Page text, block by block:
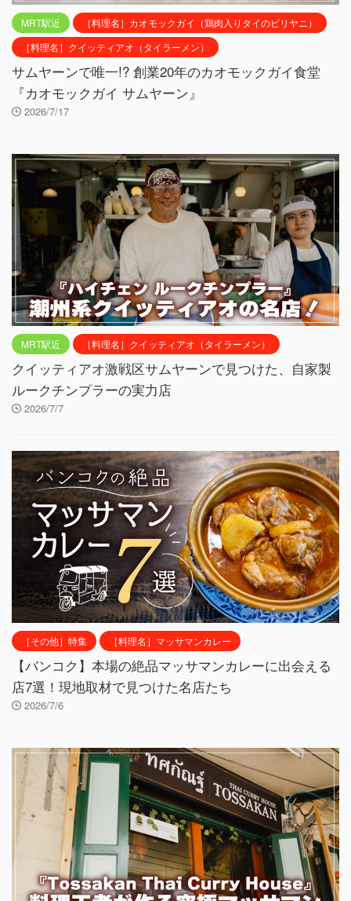
MRT駅近
［料理名］カオモックガイ（鶏肉入りタイのビリヤニ）
［料理名］クイッティアオ（タイラーメン）
サムヤーンで唯一!? 創業20年のカオモックガイ食堂
『カオモックガイ サムヤーン』
2026/7/17
MRT駅近 ［料理名］クイッティアオ（タイラーメン）
クイッティアオ激戦区サムヤーンで見つけた、自家製
ルークチンプラーの実力店
2026/7/7
［その他］特集 ［料理名］マッサマンカレー
【バンコク】本場の絶品マッサマンカレーに出会える
店7選！現地取材で見つけた名店たち
2026/7/6